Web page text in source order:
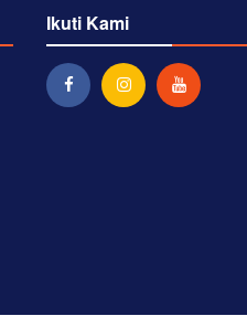
Ikuti Kami